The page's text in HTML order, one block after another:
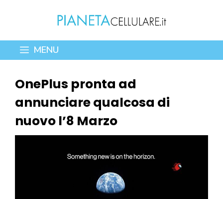
contenuto
MENU
OnePlus pronta ad
annunciare qualcosa di
nuovo l’8 Marzo